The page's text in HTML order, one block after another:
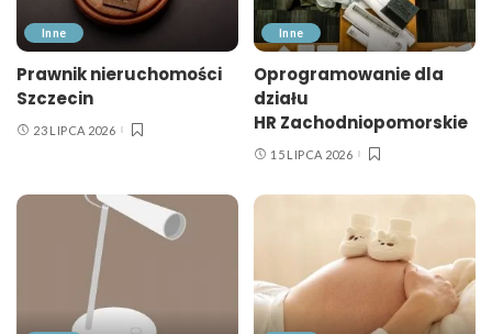
Inne
Prawnik nieruchomości
Szczecin
23 LIPCA 2026
Inne
Oprogramowanie dla
działu
HR Zachodniopomorskie
15 LIPCA 2026